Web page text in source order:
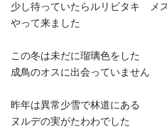
少し待っていたらルリビタキ メ
やって来ました
この冬は未だに瑠璃色をした
成鳥のオスに出会っていません
昨年は異常少雪で林道にある
ヌルデの実がたわわでした